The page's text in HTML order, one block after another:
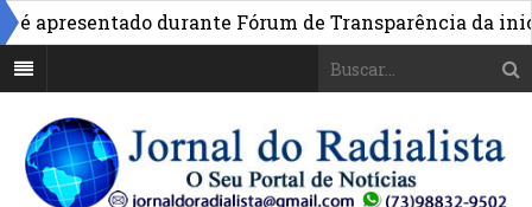
durante Fórum de Transparência da